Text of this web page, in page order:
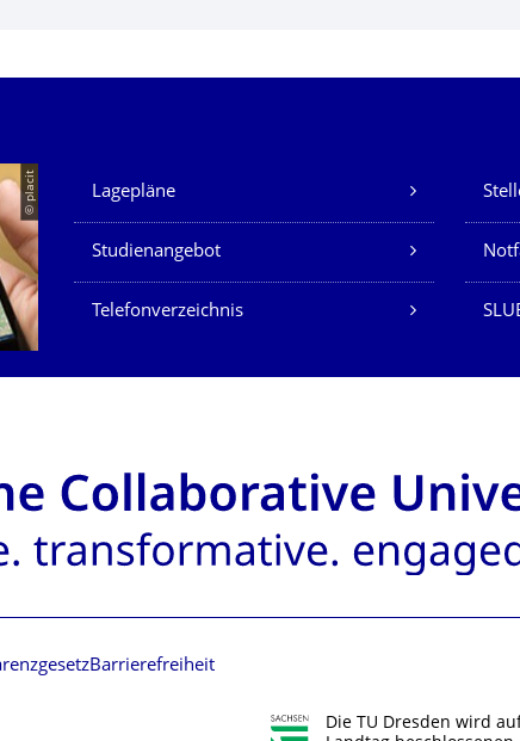
© placit Unsere Dienste
Lagepläne
Studienangebot
Telefonverzeichnis
Barrierefreiheit
Die TU Dresden wird